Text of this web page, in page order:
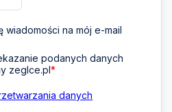
wiadomości na mój e-mail
podanych danych
zeglce.pl*
danych